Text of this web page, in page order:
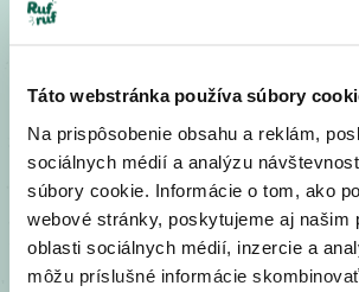
Táto webstránka používa súbory
Na prispôsobenie obsahu a reklám,
sociálnych médií a analýzu
súbory cookie. Informácie o tom, ako
webové stránky, poskytujeme aj našim
oblasti sociálnych médií, inzercie a
môžu príslušné informácie
energie a vitamínu B1. Všetko dobre
chutné jedlo plné zdravých bielkovín,
50 %morčacieho
Chutné a ľahko stráviteľné morčacie mäso